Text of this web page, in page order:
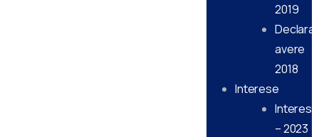
2019
avere
2018
Interese
Interese
– 2023